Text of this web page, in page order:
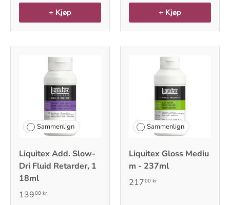
+ Kjøp + Kjøp
Sammenlign
Liquitex Add. Slow-
Dri Fluid Retarder, 1
18ml
13900 kr
Sammenlign
Liquitex Gloss Mediu
m - 237ml
21700 kr